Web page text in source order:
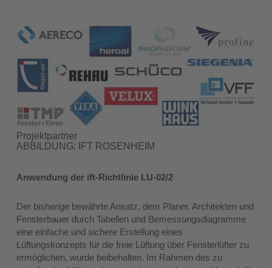
Projektpartner
ABBILDUNG: IFT ROSENHEIM
Anwendung der ift-Richtlinie LU-02/2
Der bisherige bewährte Ansatz, dem Planer, Architekten und
Fensterbauer durch Tabellen und Bemessungsdiagramme
eine einfache und sichere Erstellung eines
Lüftungskonzepts für die freie Lüftung über Fensterlüfter zu
ermöglichen, wurde beibehalten. Im Rahmen des zu